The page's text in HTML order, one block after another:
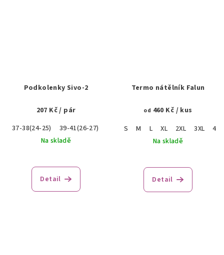
Podkolenky Sivo-2
207 Kč/ pár
37-38(24-25)
39-41(26-27) 42-43(28-29)
45-47(30-31)
Na skladě
Detail
Termo nátělník Falun
od 460 Kč / kus
S
M L XL 2XL 3XL
4XL
Na skladě
Detail